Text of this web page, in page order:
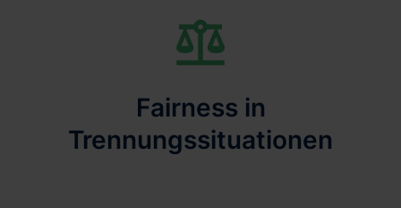
Fairness in
Trennungssituationen